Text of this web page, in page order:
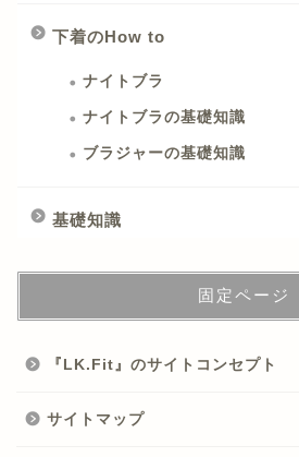
下着のHow to
ナイトブラ
ナイトブラの基礎知識
ブラジャーの基礎知識
基礎知識
固定ページ
『LK.Fit』のサイトコンセプト
サイトマップ